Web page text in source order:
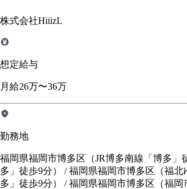
株式会社HiiizL
想定給与
月給26万〜36万
勤務地
福岡県福岡市博多区（JR博多南線「博多
多」徒歩9分） / 福岡県福岡市博多区（福
多」徒歩9分） / 福岡県福岡市博多区（福